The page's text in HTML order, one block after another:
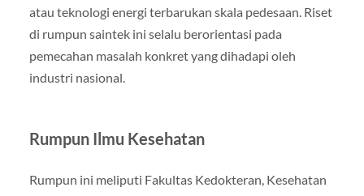
atau teknologi energi terbarukan skala pedesaan. Riset
di rumpun saintek ini selalu berorientasi pada
pemecahan masalah konkret yang dihadapi oleh
industri nasional.
Rumpun Ilmu Kesehatan
Rumpun ini meliputi Fakultas Kedokteran, Kesehatan